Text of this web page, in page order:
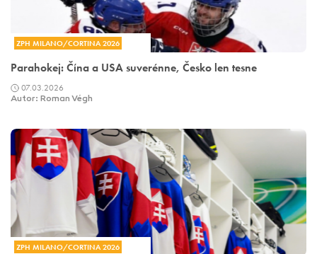
ZPH MILANO/CORTINA 2026
Parahokej: Čína a USA suverénne, Česko len tesne
07.03.2026
Autor: Roman Végh
ZPH MILANO/CORTINA 2026